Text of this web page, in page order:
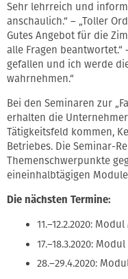
Sehr lehrreich und
anschaulich.“ – „Toller
Gutes Angebot für die
alle Fragen beantwortet.“
gefallen und ich werde
wahrnehmen.“
Bei den Seminaren zur
erhalten die
Tätigkeitsfeld kommen,
Betriebes. Die Seminar-
Themenschwerpunkte
eineinhalbtägigen
Die nächsten Termine:
11.–12.2.2020: Modul
17.–18.3.2020: Modul
28.–29.4.2020: